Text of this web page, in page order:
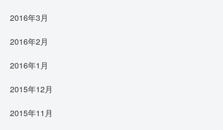
2016年3月
2016年2月
2016年1月
2015年12月
2015年11月